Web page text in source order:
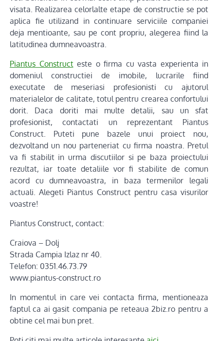
visata. Realizarea celorlalte etape de constructie se pot
aplica fie utilizand in continuare serviciile companiei
deja mentioante, sau pe cont propriu, alegerea fiind la
latitudinea dumneavoastra.
Piantus Constructeste o firma cu vasta experienta in
domeniul constructiei de imobile, lucrarile fiind
executate de meseriasi profesionisti cu ajutorul
materialelor de calitate, totul pentru crearea confortului
dorit. Daca doriti mai multe detalii, sau un sfat
profesionist, contactati un reprezentant Piantus
Construct. Puteti pune bazele unui proiect nou,
dezvoltand un nou parteneriat cu firma noastra. Pretul
va fi stabilit in urma discutiilor si pe baza proiectului
rezultat, iar toate detaliile vor fi stabilite de comun
acord cu dumneavoastra, in baza termenilor legali
actuali. Alegeti Piantus Construct pentru casa visurilor
voastre!
Piantus Construct, contact:
Craiova – Dolj
Strada Campia Izlaz nr 40.
Telefon: 0351.46.73.79
www.piantus-construct.ro
In momentul in care vei contacta firma, mentioneaza
faptul ca ai gasit compania pe reteaua 2biz.ro pentru a
obtine cel mai bun pret.